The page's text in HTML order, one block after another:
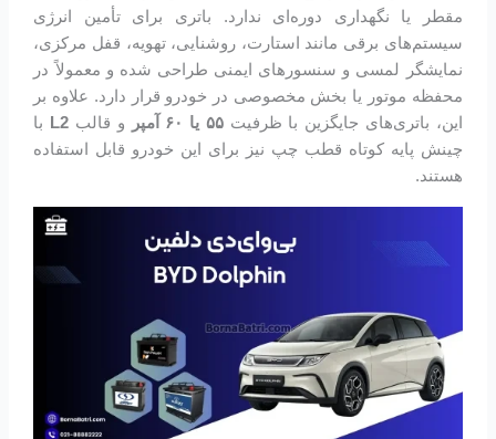
مقطر یا نگهداری دوره‌ای ندارد. باتری برای تأمین انرژی
سیستم‌های برقی مانند استارت، روشنایی، تهویه، قفل مرکزی،
نمایشگر لمسی و سنسورهای ایمنی طراحی شده و معمولاً در
محفظه موتور یا بخش مخصوصی در خودرو قرار دارد. علاوه بر
این، باتری‌های جایگزین با ظرفیت۵۵ یا ۶۰ آمپر و قالب L2
با
چینش پایه کوتاه قطب چپ نیز برای این خودرو قابل استفاده
هستند.